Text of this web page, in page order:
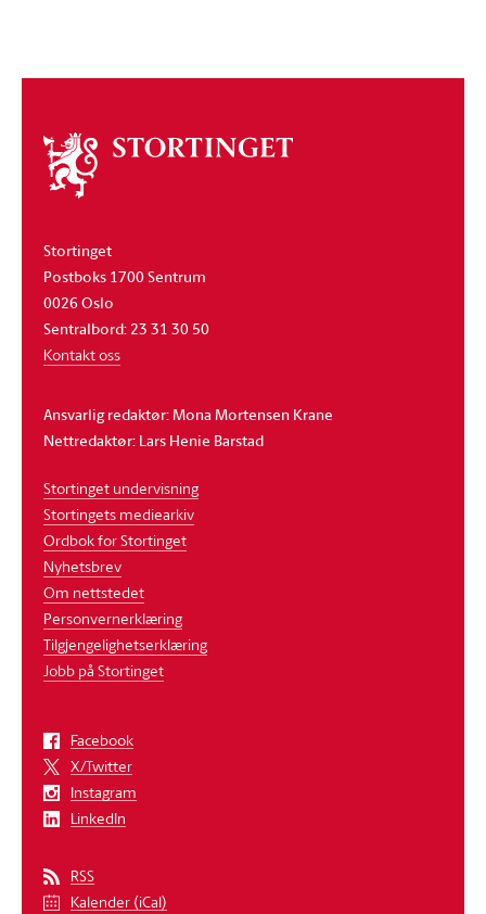
Om
stortinget
Stortinget
Postboks 1700 Sentrum
0026 Oslo
Sentralbord: 23 31 30 50
Kontakt oss
Ansvarlig redaktør: Mona Mortensen Krane
Nettredaktør: Lars Henie Barstad
Stortinget undervisning
Stortingets mediearkiv
Ordbok for Stortinget
Nyhetsbrev
Om nettstedet
Personvernerklæring
Tilgjengelighetserklæring
Jobb på Stortinget
Facebook
X/Twitter
Instagram
LinkedIn
RSS
Kalender (iCal)